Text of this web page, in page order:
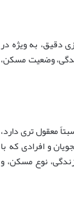
دقیق، به ویژه در
وضعیت مسکن،
معقول تری دارد،
و افرادی که با
نوع مسکن، و